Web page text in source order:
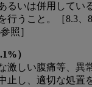
るいは併用してい
行うこと。［8.3、
照］
）
激しい腹痛等、異
止し、適切な処置